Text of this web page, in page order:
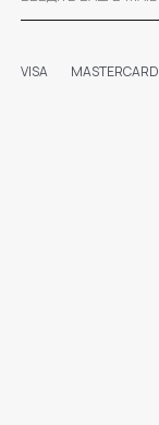
VISA MASTERCARD